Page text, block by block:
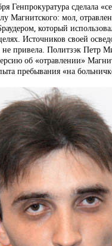
Генпрокуратура сделала
Магнитского: мол,
который
Источников своей
не привела. Политзэк Петр
об «отравлении»
пребывания «на